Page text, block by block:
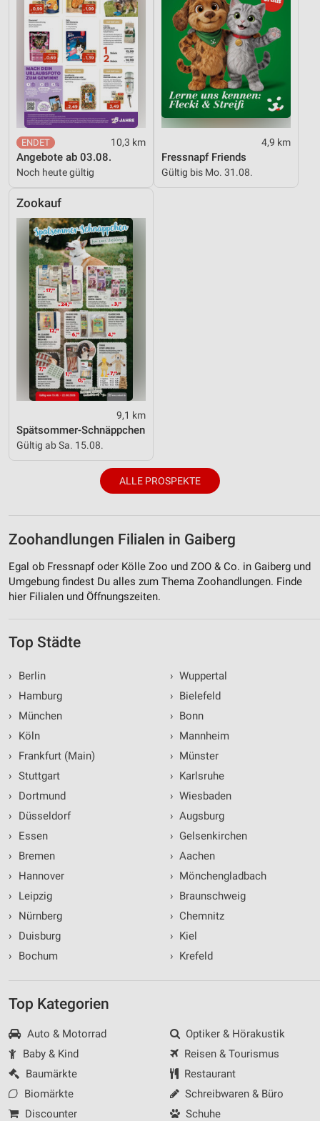
10,3 km
Angebote ab 03.08.
Noch heute gültig
4,9 km
Fressnapf Friends
Gültig bis Mo. 31.08.
Zookauf
9,1 km
Spätsommer-Schnäppchen
Gültig ab Sa. 15.08.
ALLE PROSPEKTE
Zoohandlungen Filialen in Gaiberg
Egal ob Fressnapf oder Kölle Zoo und ZOO & Co. in Gaiberg und
Umgebung findest Du alles zum Thema Zoohandlungen. Finde
hier Filialen und Öffnungszeiten.
Top Städte
›
Berlin
›
Hamburg
›
München
›
Köln
›
Frankfurt (Main)
› Stuttgart
›
Dortmund
›
Düsseldorf
›
Essen
›
Bremen
›
Hannover
›
Leipzig
›
Nürnberg
›
Duisburg
›
Bochum
› Wuppertal
› Bielefeld
› Bonn
› Mannheim
› Münster
› Karlsruhe
› Wiesbaden
› Augsburg
› Gelsenkirchen
› Aachen
› Mönchengladbach
› Braunschweig
› Chemnitz
› Kiel
› Krefeld
Top Kategorien
Auto & Motorrad
Baby & Kind
Baumärkte
Biomärkte
Discounter
Optiker & Hörakustik
Reisen & Tourismus
Restaurant
Schreibwaren & Büro
Schuhe
Werbung